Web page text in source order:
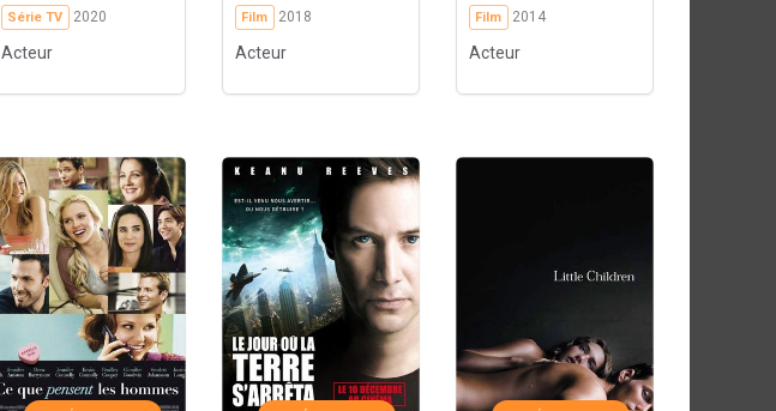
Série TV 2020
Acteur
Film 2018
Acteur
Film 2014
Acteur